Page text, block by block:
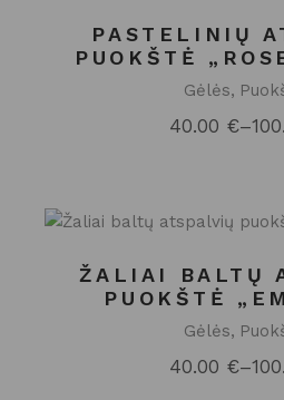
PASTELINIŲ
PUOKŠTĖ
Gėlės
40.00 €–
ŽALIAI BALTŲ
PUOKŠTĖ
Gėlės
40.00 €–